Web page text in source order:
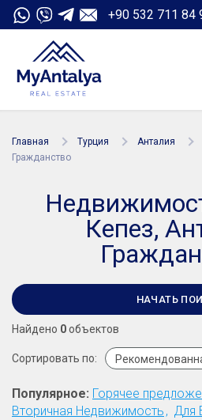
+90 532 711 84
Главная Турция Анталия
Гражданство
Кепез,
НАЧАТЬ
Найдено 0объектов
Сортировать по:
Популярное: Горячее
Вторичная Недвижимость
Для